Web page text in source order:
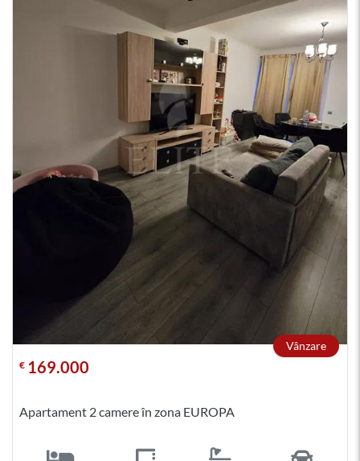
Vânzare
€ 169.000
Apartament 2 camere în zona EUROPA